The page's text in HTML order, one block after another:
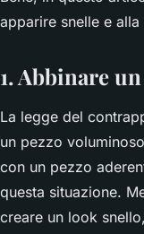
apparire snelle e alla
1. Abbinare
La legge del
un pezzo
con un pezzo
questa situazione.
creare un look